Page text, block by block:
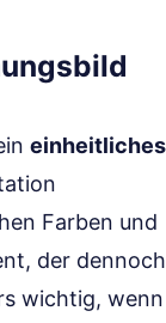
einheitliches
Farben und
der dennoch
wichtig, wenn